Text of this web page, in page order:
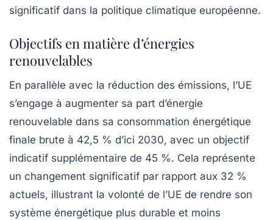
significatif dans la politique climatique européenne.
Objectifs en matière d’énergies
renouvelables
En parallèle avec la réduction des émissions, l’UE
s’engage à augmenter sa part d’énergie
renouvelable dans sa consommation énergétique
finale brute à 42,5 % d’ici 2030, avec un objectif
indicatif supplémentaire de 45 %. Cela représente
un changement significatif par rapport aux 32 %
actuels, illustrant la volonté de l’UE de rendre son
système énergétique plus durable et moins